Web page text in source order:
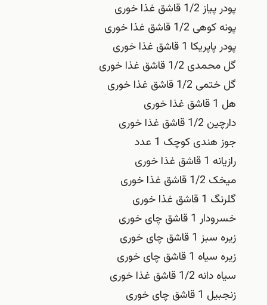
پودر پیاز 1/2 قاشق غذا خوری
پونه کوهی 1/2 قاشق غذا خوری
پودر پاپریکا 1 قاشق غذا خوری
گل محمدی 1/2 قاشق غذا خوری
گل‌ ختمی 1/2 قاشق غذا خوری
هل 1 قاشق غذا خوری
دارچین 1/2 قاشق غذا خوری
جوز هندی کوچک 1 عدد
رازیانه 1 قاشق غذا خوری
میخک 1/2 قاشق غذا خوری
گلرنگ 1 قاشق غذا خوری
خسرودار 1 قاشق چای خوری
زیره سبز 1 قاشق چای خوری
زیره سیاه 1 قاشق چای خوری
سیاه دانه 1/2 قاشق غذا خوری
زنجبیل 1 قاشق چای خوری